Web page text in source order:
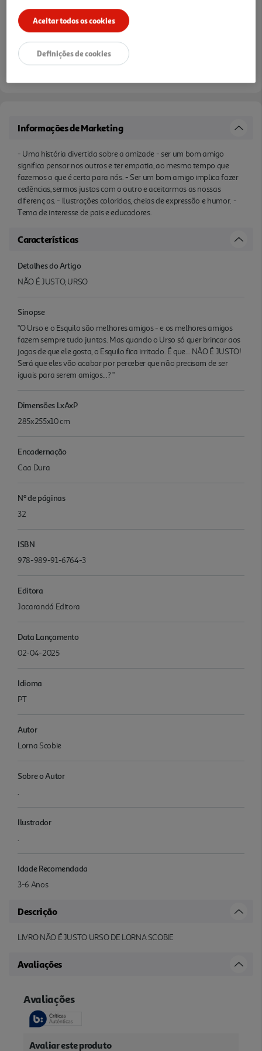
Informações de Marketing
- Uma história divertida sobre a amizade - ser um bom amigo
significa pensar nos outros e ter empatia, ao mesmo tempo que
fazemos o que é certo para nós. - Ser um bom amigo implica fazer
cedências, sermos justos com o outro e aceitarmos as nossas
diferenç as. - Ilustrações coloridas, cheias de expressão e humor. -
Tema de interesse de pais e educadores.
Características
Detalhes do Artigo
NÃO É JUSTO, URSO
Sinopse
"O Urso e o Esquilo são melhores amigos - e os melhores amigos
fazem sempre tudo juntos. Mas quando o Urso só quer brincar aos
jogos de que ele gosta, o Esquilo fica irritado. É que... NÃO É JUSTO!
Será que eles vão acabar por perceber que não precisam de ser
iguais para serem amigos...? "
Dimensões LxAxP
285x255x10 cm
Encadernação
Caa Dura
Nº de páginas
32
ISBN
978-989-91-6764-3
Editora
Jacarandá Editora
Data Lançamento
02-04-2025
Idioma
PT
Autor
Lorna Scobie
Sobre o Autor
.
Ilustrador
.
Idade Recomendada
3-6 Anos
Descrição
LIVRO NÃO É JUSTO URSO DE LORNA SCOBIE
Avaliações
Aceitar todos os cookies
Definições de cookies